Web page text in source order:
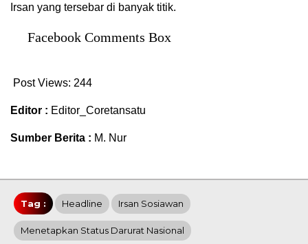
Irsan yang tersebar di banyak titik.
Facebook Comments Box
Post Views: 244
Editor : Editor_Coretansatu
Sumber Berita : M. Nur
Tag : Headline Irsan Sosiawan
Menetapkan Status Darurat Nasional